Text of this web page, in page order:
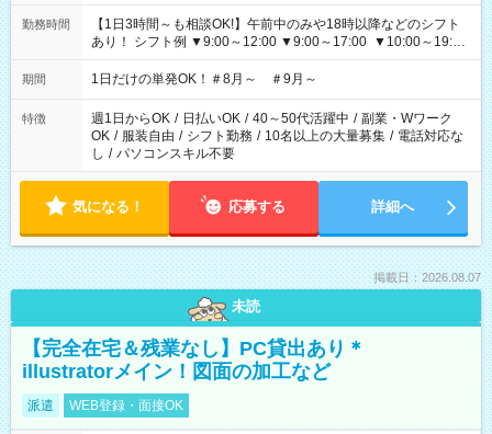
勤務時間
【1日3時間～も相談OK!】午前中のみや18時以降などのシフト
あり！ シフト例 ▼9:00～12:00 ▼9:00～17:00 ▼10:00～19:00
▼18:00～21:00
期間 1日だけの単発OK！＃8月～ ＃9月～
特徴 週1日からOK / 日払いOK / 40～50代活躍中 / 副業・Wワーク
OK / 服装自由 / シフト勤務 / 10名以上の大量募集 / 電話対応な
し / パソコンスキル不要
気になる！ 応募する 詳細へ
掲載日：2026.08.07
未読
【完全在宅＆残業なし】PC貸出あり＊
illustratorメイン！図面の加工など
派遣 WEB登録・面接OK